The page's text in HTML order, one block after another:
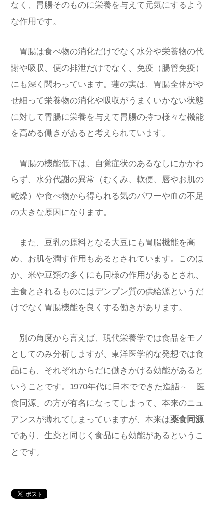
なく、胃腸そのものに栄養を与えて元気にするよう
な作用です。
胃腸は食べ物の消化だけでなく水分や栄養物の代
謝や吸収、便の排泄だけでなく、免疫（腸管免疫）
にも深く関わっています。蓮の実は、胃腸全体がや
せ細って栄養物の消化や吸収がうまくいかない状態
に対して胃腸に栄養を与えて胃腸の持つ様々な機能
を高める働きがあると考えられています。
胃腸の機能低下は、自覚症状のあるなしにかかわ
らず、水分代謝の異常（むくみ、軟便、唇やお肌の
乾燥）や食べ物から得られる気のパワーや血の不足
の大きな原因になります。
また、豆乳の原料となる大豆にも胃腸機能を高
め、お肌を潤す作用もあるとされています。このほ
か、米や豆類の多くにも同様の作用があるとされ、
主食とされるものにはデンプン質の供給源というだ
けでなく胃腸機能を良くする働きがあります。
別の角度から言えば、現代栄養学では食品をモノ
としてのみ分析しますが、東洋医学的な発想では食
品にも、それぞれからだに働きかける効能があると
いうことです。1970年代に日本でできた造語～「医
食同源」の方が有名になってしまって、本来のニュ
アンスが薄れてしまっていますが、本来は薬食同源
であり、生薬と同じく食品にも効能があるというこ
とです。